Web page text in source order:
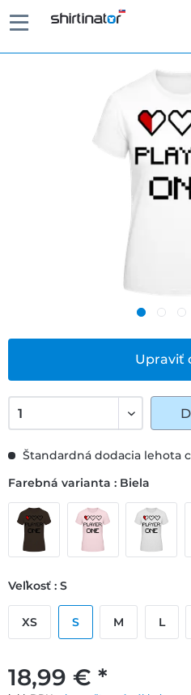
Upraviť
18,99 € *
Štandardná dodacia lehota
Farebná varianta : Biela
Veľkosť : S
XS S M L